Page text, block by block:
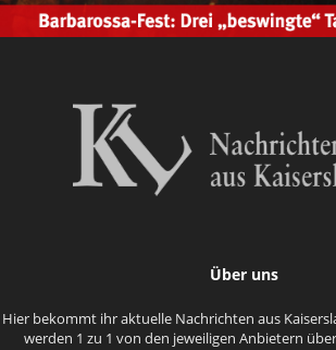
Über uns
Hier bekommt ihr aktuelle Nachrichten aus
werden 1 zu 1 von den jeweiligen Anbietern